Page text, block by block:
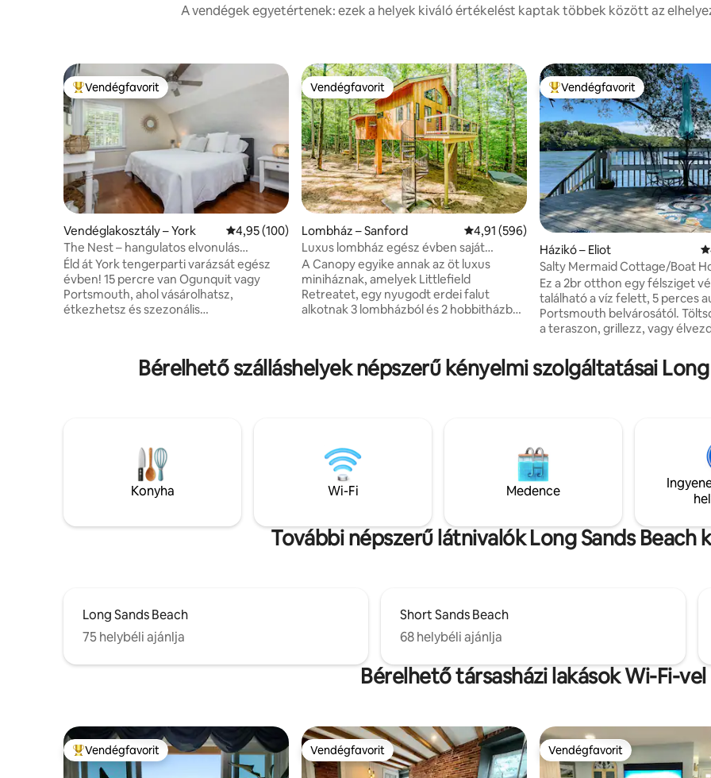
A vendégek egyetértenek: ezek a helyek kiváló értékelést kaptak többek között az
Kiemelt vendégfavorit
Vendégfavorit
Vendéglakosztály – York Átlagos értékelés: 5/4,95, 100 vélemény
4,95 (100)
The Nest – hangulatos elvonulás
Ogunquit és Portsmouth közelében
Éld át York tengerparti varázsát egész
évben! 15 percre van Ogunquit vagy
Portsmouth, ahol vásárolhatsz,
étkezhetsz és szezonális
fedezd fel a helyi sörfőzdéket, vagy
helyen található szálláshely saját
bejárattal, teljesen felszerelt konyhával,
mosógéppel és szárítógéppel, valamint
hátsó udvari tűzrakóhellyel rendelkezik,
túraútvonal kezdetétől. Tökéletes,
Vendégfavorit
Vendégfavorit
Lombház – Sanford Átlagos értékelés: 5/4,91, 596 vélemény
4,91 (596)
Luxus lombház egész évben saját
pezsgőfürdővel
A Canopy egyike annak az öt luxus
miniháznak, amelyek Littlefield
Retreatet, egy nyugodt erdei falut
alkotnak 3 lombházból és 2 hobbitházból
Bryce” bal oldalán található fényképre,
majd kattints a „Továbbiak
a vendégeinknek, amely olyan élményt
nyújt a vendégeinknek, mint egy utazás
Maine északi részének erdőibe, de
közelebb van az otthonukhoz és Maine
Kiemelt vendégfavorit
Vendégfavorit
Házikó – Eliot
Salty Mermaid Cottage/Boat
Ez a 2br otthon egy félsziget
található a víz felett, 5 perces
Portsmouth belvárosától.
a teraszon, grillezz, vagy
homársüteményedet, úszást
kincsvadászatot a parton.
ablakból kilátás nyílik a vízre, minden
hálószoba légkondicionálóval,
Wi-Fi-vel és intelligens TV-vel
felszerelve. A teljesen
konyhából csodálatos kilátás
Bérelhető szálláshelyek népszerű kényelmi szolgáltatásai
Konyha Wi-Fi Medence
További népszerű látnivalók Long Sands Beach
Long Sands Beach
75 helybéli ajánlja
Short Sands Beach
68 helybéli ajánlja
Bérelhető társasházi lakások Wi-Fi-vel
Kiemelt vendégfavorit
Vendégfavorit Vendégfavorit
Vendégfavorit Vendégfavorit
Vendégfavorit